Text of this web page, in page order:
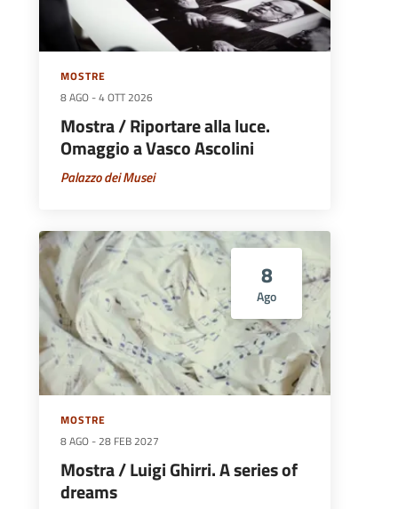
MOSTRE
8 AGO -4 OTT 2026
Mostra / Riportare alla luce.
Omaggio a Vasco Ascolini
Palazzo dei Musei
8
Ago
MOSTRE
8 AGO -28 FEB 2027
Mostra / Luigi Ghirri. A series of
dreams